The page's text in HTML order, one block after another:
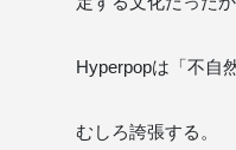
Hyperpopは「不自
むしろ誇張する。